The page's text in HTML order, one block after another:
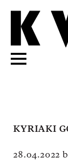
KYRIAKI
28.04.2022